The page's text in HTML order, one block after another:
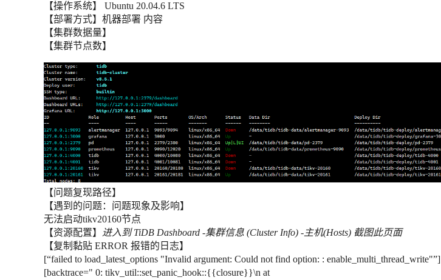
【操作系统】 Ubuntu 20.04.6 LTS
【部署方式】机器部署 内容
【集群数据量】
【集群节点数】
【问题复现路径】
【遇到的问题：问题现象及影响】
无法启动tikv20160节点
【资源配置】
进入到 TiDB Dashboard -集群信息 (Cluster Info) -主机(Hosts) 截图此页面
【复制黏贴 ERROR 报错的日志】
[“failed to load_latest_options "Invalid argument: Could not find option: : enable_multi_thread_write"”]
[backtrace=" 0: tikv_util::set_panic_hook::{{closure}}\n at